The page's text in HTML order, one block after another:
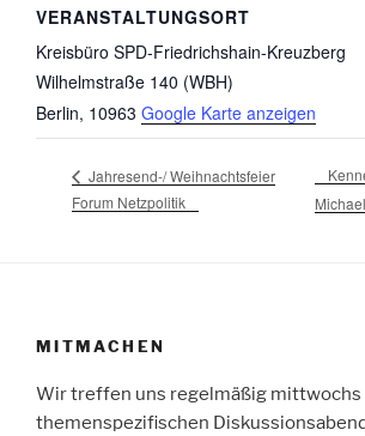
VERANSTALTUNGSORT
Kreisbüro SPD-Friedrichshain-Kreuzberg
Wilhelmstraße 140 (WBH)
Berlin, 10963 Google Karte anzeigen
Jahresend-/ Weihnachtsfeier
Forum Netzpolitik
MITMACHEN
Wir treffen uns regelmäßig mittwochs
themenspezifischen